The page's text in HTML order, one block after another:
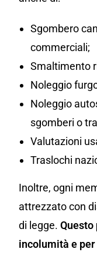
Sgombero
commerciali;
Smaltimento
Noleggio
Noleggio
sgomberi o
Valutazioni
Traslochi
Inoltre, ogni
attrezzato con
di legge. Questo
incolumità e